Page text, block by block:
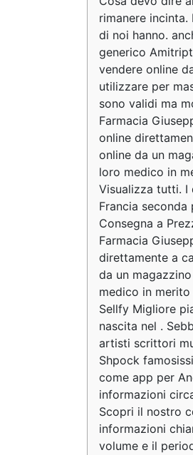
rimanere
di noi hanno.
generico
vendere online
utilizzare per
sono validi ma
Farmacia
online
online da un
loro medico in
Visualizza tutti. I
Francia
Consegna a
Farmacia
direttamente a
da un
medico in
Sellfy Migliore
nascita nel .
artisti scrittori
Shpock
come app per
informazioni
Scopri il nostro
informazioni
volume e il